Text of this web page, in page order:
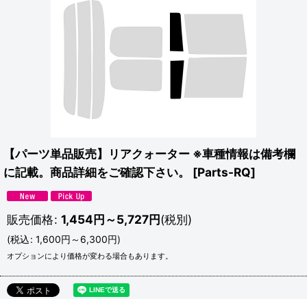
【パーツ単品販売】リアクォーター ※車種情報は備考欄
に記載。商品詳細をご確認下さい。
[Parts-RQ]
販売価格: 1,454円～5,727円(税別)
(税込: 1,600円 ～6,300円)
オプションにより価格が変わる場合もあります。